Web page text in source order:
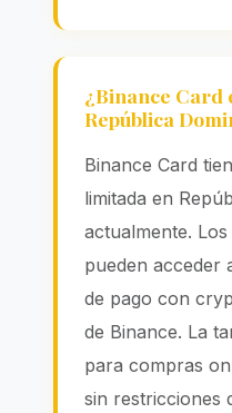
¿Binance Card
República
Binance Card
limitada en
actualmente.
pueden acceder
de pago con
de Binance. La
para compras
sin restricciones